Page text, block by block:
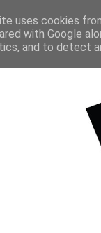
GŁÓWNA
uses cookies
with Google
and to detect